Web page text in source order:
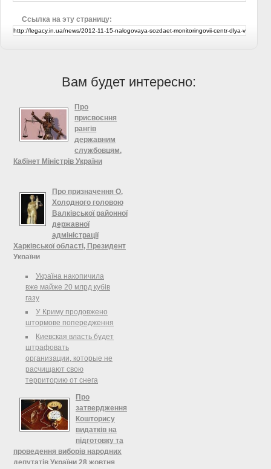
Ссылка на эту страницу:
Вам будет интересно:
Про
присвоєння
рангів
державним
службовцям,
Кабінет Міністрів України
державним службовцям Відповідно
до статті 26 Закону України "Про
державну службу"( 3723-12 ):
Присвоїти третій ранг державного
Про призначення О.
Холодного головою
Валківської районної
державної
адміністрації
Харківської області, Президент
України
Розпорядження Президента
України Призначити ХОЛОДНОГО
Олександра Миколайовича головою
адміністрації Харківської області.
Україна накопичила
вже майже 20 млрд кубів
газу
У Криму продовжено
штормове попередження
Киевская власть будет
штрафовать
организации, которые не
расчищают свою
территорию от снега
Про
затвердження
Кошторису
видатків на
підготовку та
проведення виборів народних
депутатів України 28 жовтня